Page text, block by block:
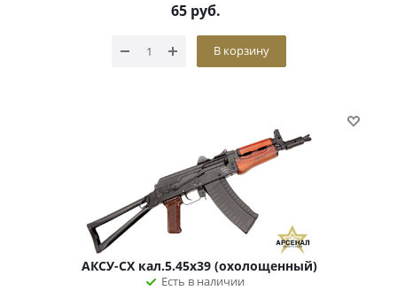
65 руб.
В корзину
АКСУ-СХ кал.5.45x39 (охолощенный)
Есть в наличии